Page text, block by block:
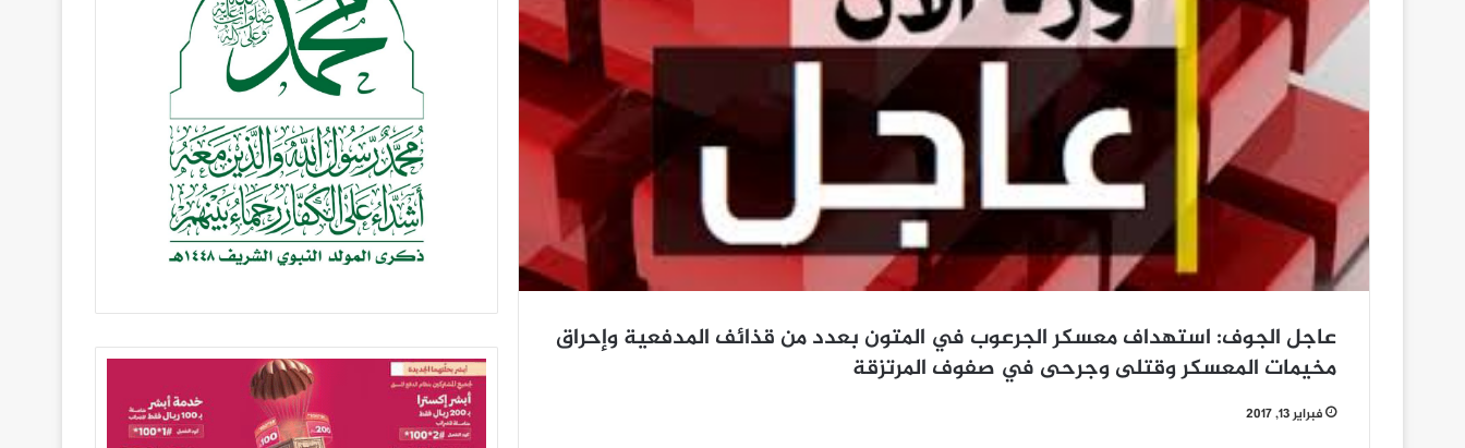
عاجل الجوف: استهداف معسكر الجرعوب في المتون بعدد من قذائف المدفعية وإحراق
مخيمات المعسكر وقتلى وجرحى في صفوف المرتزقة
فبراير 13, 2017